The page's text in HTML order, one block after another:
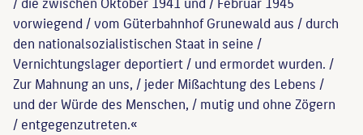
vorwiegend / vom Güterbahnhof Grunewald aus / durch
den nationalsozialistischen Staat in seine /
Vernichtungslager deportiert / und ermordet wurden. /
Zur Mahnung an uns, / jeder Mißachtung des Lebens /
und der Würde des Menschen, / mutig und ohne Zögern
/ entgegenzutreten.«